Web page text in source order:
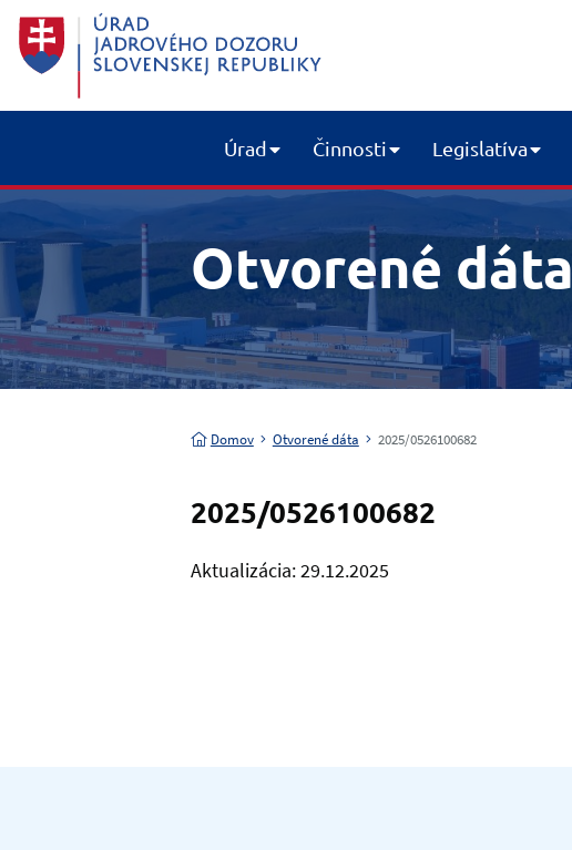
Úrad Činnosti Legislatíva
Otvorené dáta
Domov Otvorené dáta 2025/0526100682
2025/0526100682
Aktualizácia: 29.12.2025